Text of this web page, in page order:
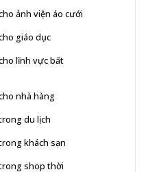
ảnh viện áo cưới
giáo dục
lĩnh vực bất
nhà hàng
du lịch
khách sạn
shop thời